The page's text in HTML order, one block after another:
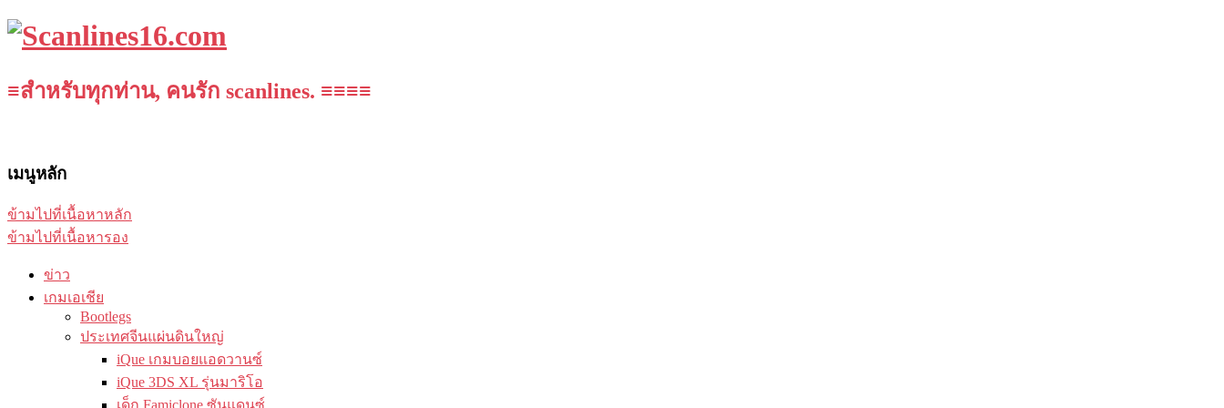
≡สำหรับทุกท่าน, คนรัก scanlines. ≡≡≡≡
เมนูหลัก
ข้ามไปที่เนื้อหาหลัก
ข้ามไปที่เนื้อหารอง
ข่าว
เกมเอเชีย
Bootlegs
ประเทศจีนแผ่นดินใหญ่
iQue เกมบอยแอดวานซ์
iQue 3DS XL รุ่นมาริโอ